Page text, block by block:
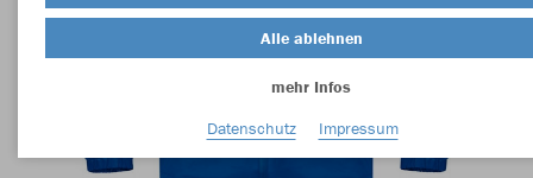
Alle ablehnen
mehr Infos
Datenschutz
Impressum